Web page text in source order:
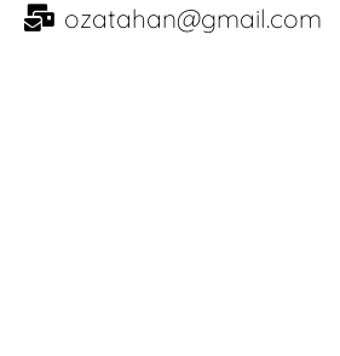
ozatahan@gmail.com